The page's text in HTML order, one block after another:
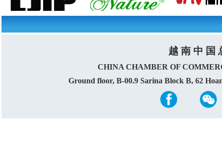
越 南 中 国
CHINA CHAMBER OF
Ground floor, B-00.9 Sarina Block B, 62